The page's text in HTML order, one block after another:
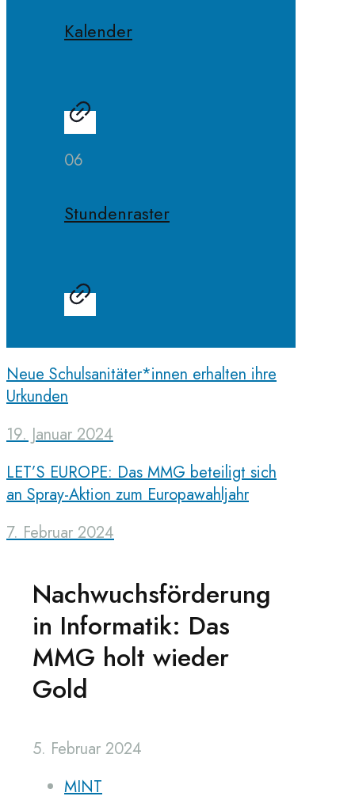
Kalender
06
Stundenraster
Neue Schulsanitäter*innen erhalten ihre
Urkunden
19. Januar 2024
LET’S EUROPE: Das MMG beteiligt sich
an Spray-Aktion zum Europawahljahr
7. Februar 2024
Nachwuchsförderung
in Informatik: Das
MMG holt wieder
Gold
5. Februar 2024
MINT